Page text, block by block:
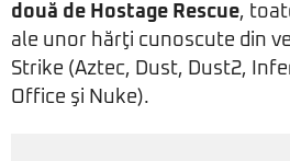
două de Hostage Rescue,
ale unor hărţi cunoscute din
Strike (Aztec, Dust, Dust2,
Office şi Nuke).